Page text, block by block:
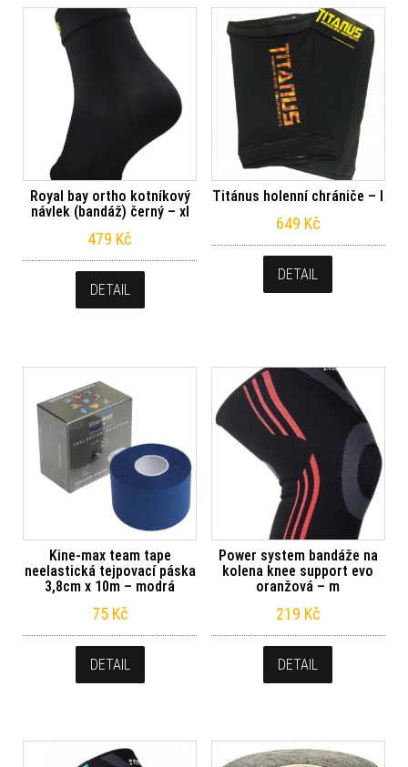
Royal bay ortho kotníkový
návlek (bandáž) černý – xl
479 Kč
DETAIL
Titánus holenní chrániče – l
649 Kč
DETAIL
Kine-max team tape
neelastická tejpovací páska
3,8cm x 10m – modrá
75 Kč
DETAIL
Power system bandáže na
kolena knee support evo
oranžová – m
219 Kč
DETAIL